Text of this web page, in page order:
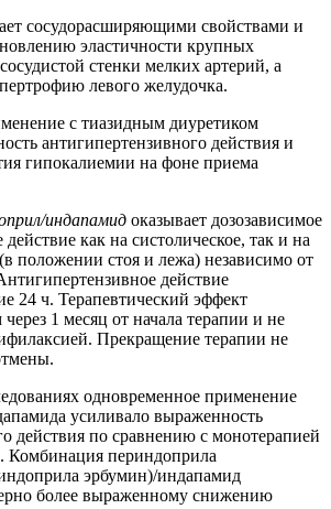
сосудорасширяющими свойствами и
эластичности крупных
стенки мелких артерий, а
левого желудочка.
с тиазидным диуретиком
антигипертензивного действия и
гипокалиемии на фоне приема
индапамид оказывает дозозависимое
как на систолическое, так и на
положении стоя и лежа) независимо от
действие
24 ч. Терапевтический эффект
1 месяц от начала терапии и не
Прекращение терапии не
одновременное применение
усиливало выраженность
действия по сравнению с монотерапией
Комбинация периндоприла
эрбумин)/индапамид
более выраженному снижению